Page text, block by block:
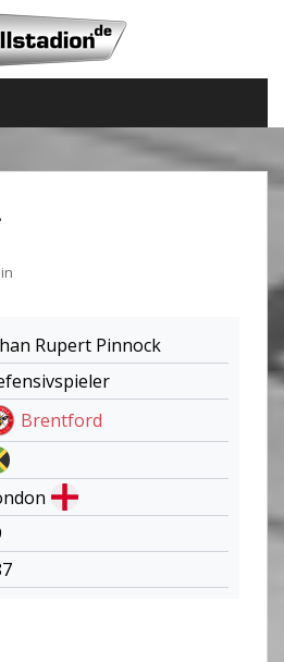
Rupert Pinnock
Brentford